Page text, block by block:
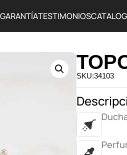
GARANTÍATESTIMONIOS
SKU:34103